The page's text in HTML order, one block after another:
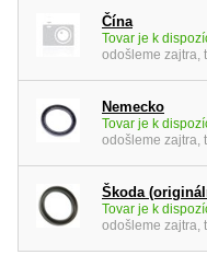
Čína
Tovar je k
odošleme zajtra,
Nemecko
Tovar je k
odošleme zajtra,
Škoda
Tovar je k
odošleme zajtra,